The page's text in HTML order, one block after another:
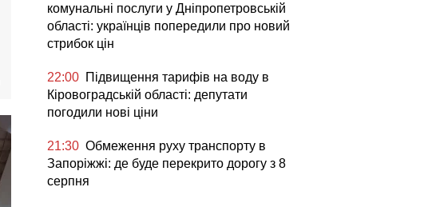
комунальні послуги у Дніпропетровській
області: українців попередили про новий
стрибок цін
22:00 Підвищення тарифів на воду в
Кіровоградській області: депутати
погодили нові ціни
21:30 Обмеження руху транспорту в
Запоріжжі: де буде перекрито дорогу з 8
серпня